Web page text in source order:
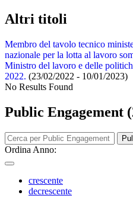
Altri titoli
Membro del tavolo tecnico
nazionale per la lotta al lavoro
Ministro del lavoro e delle
2022. (23/02/2022 - 10/01/2023)
No Results Found
Public Engagement
Ordina Anno:
crescente
decrescente